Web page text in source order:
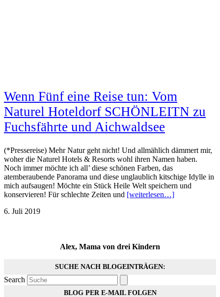
Wenn Fünf eine Reise tun: Vom
Naturel Hoteldorf SCHÖNLEITN zu
Fuchsfährte und Aichwaldsee
(*Pressereise) Mehr Natur geht nicht! Und allmählich dämmert mir,
woher die Naturel Hotels & Resorts wohl ihren Namen haben.
Noch immer möchte ich all’ diese schönen Farben, das
atemberaubende Panorama und diese unglaublich kitschige Idylle in
mich aufsaugen! Möchte ein Stück Heile Welt speichern und
konservieren! Für schlechte Zeiten und [weiterlesen…]
6. Juli 2019
Alex, Mama von drei Kindern
SUCHE NACH BLOGEINTRÄGEN:
Search
BLOG PER E-MAIL FOLGEN